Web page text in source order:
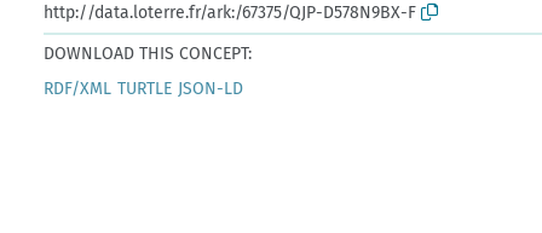
http://data.loterre.fr/ark:/67375/QJP-D578N9BX-F
DOWNLOAD THIS CONCEPT:
RDF/XML TURTLE JSON-LD